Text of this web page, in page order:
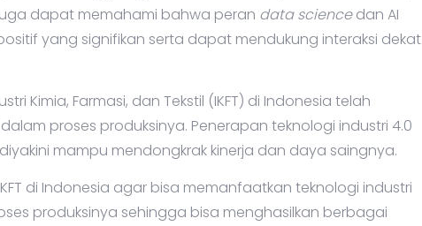
dapat memahami bahwa peran data sciencedan AI
yang signifikan serta dapat mendukung interaksi dekat
Kimia, Farmasi, dan Tekstil (IKFT) di Indonesia telah
proses produksinya. Penerapan teknologi industri 4.0
mampu mendongkrak kinerja dan daya saingnya.
di Indonesia agar bisa memanfaatkan teknologi industri
produksinya sehingga bisa menghasilkan berbagai